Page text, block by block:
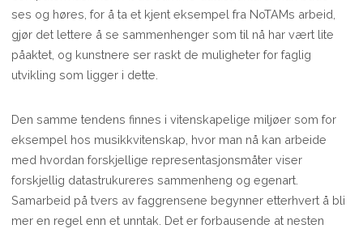
ses og høres, for å ta et kjent eksempel fra NoTAMs arbeid,
gjør det lettere å se sammenhenger som til nå har vært lite
påaktet, og kunstnere ser raskt de muligheter for faglig
utvikling som ligger i dette.
Den samme tendens finnes i vitenskapelige miljøer som for
eksempel hos musikkvitenskap, hvor man nå kan arbeide
med hvordan forskjellige representasjonsmåter viser
forskjellig datastrukureres sammenheng og egenart.
Samarbeid på tvers av faggrensene begynner etterhvert å bli
mer en regel enn et unntak. Det er forbausende at nesten